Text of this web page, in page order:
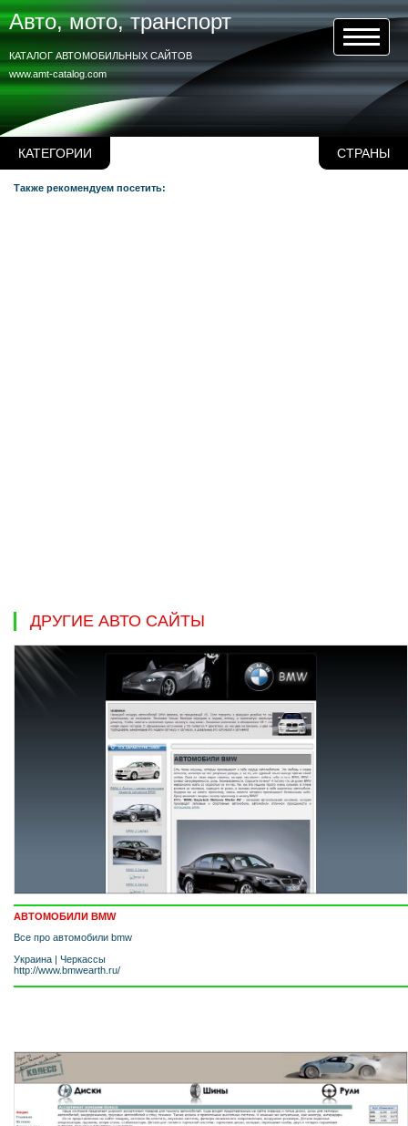
КАТЕГОРИИ СТРАНЫ
Авто, мото, транспорт
www.amt-catalog.com
КАТАЛОГ АВТОМОБИЛЬНЫХ САЙТОВ
Также рекомендуем посетить:
ДРУГИЕ АВТО САЙТЫ
АВТОМОБИЛИ BMW
Все про автомобили bmw
Украина | Черкассы
http://www.bmwearth.ru/